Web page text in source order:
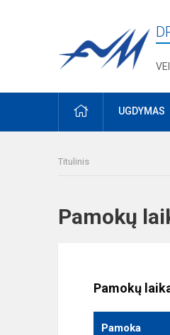
PRADŽIAUGDYMAS
Titulinis
Pamokų
Pamokų
Pamoka